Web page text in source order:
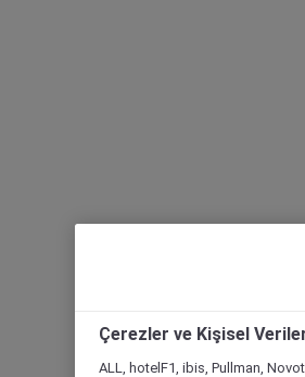
Çerezler ve Kişisel
ALL, hotelF1, ibis, Pullman,